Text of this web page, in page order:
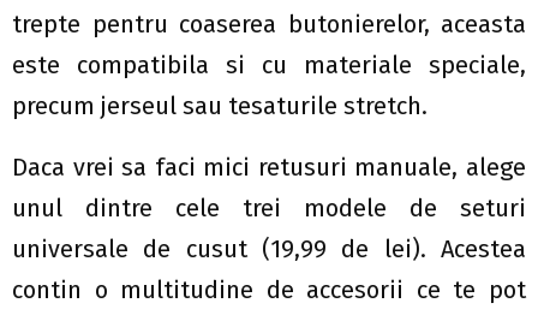
trepte pentru coaserea butonierelor, aceasta
este compatibila si cu materiale speciale,
precum jerseul sau tesaturile stretch.
Daca vrei sa faci mici retusuri manuale, alege
unul dintre cele trei modele de seturi
universale de cusut (19,99 de lei). Acestea
contin o multitudine de accesorii ce te pot